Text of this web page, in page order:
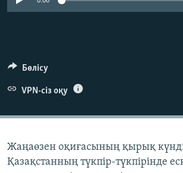
ЖАЗЫЛЫҢЫЗ
Басқа тілдерде
Бөлісу
VPN-сіз оқу
Жаңаөзен оқиғасының қырық
Қазақстанның түкпір-түкпірінде